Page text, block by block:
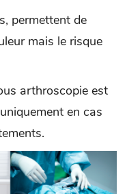
permettent de
mais le risque
arthroscopie est
en cas